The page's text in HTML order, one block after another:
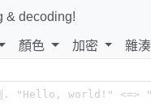
& decoding!
顏色 加密 雜湊